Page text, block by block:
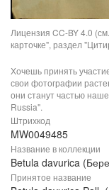
Лицензия CC-BY 4.0
карточке", раздел
Хочешь принять
свои фотографии
они станут частью
Russia".
Штрихкод
MW0049485
Название в коллекции
Betula davurica
Принятое название